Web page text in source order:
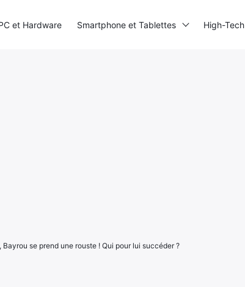
se prend une rouste ! Qui pour lui succéder ?
et Hardware Smartphone et Tablettes High-Tech